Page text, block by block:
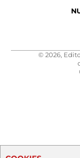
© 2026,